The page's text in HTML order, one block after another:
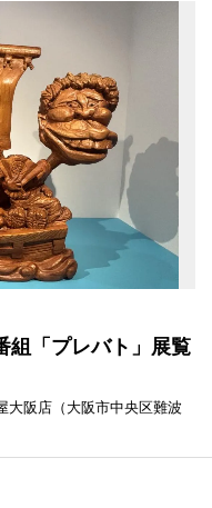
組「プレバト」展覧
大阪店（大阪市中央区難波